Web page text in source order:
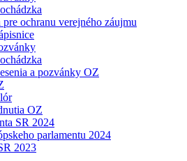
ochranu verejného záujmu
a pozvánky OZ
OZ
SR 2024
parlamentu 2024
2023